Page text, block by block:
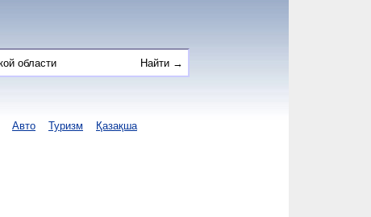
Авто Туризм Қазақша